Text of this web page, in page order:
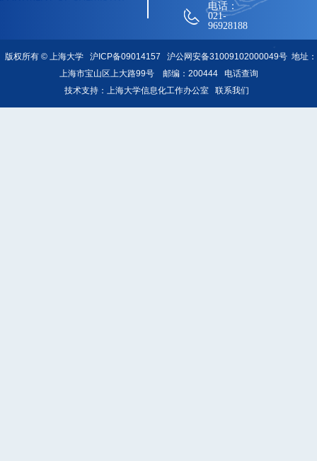
电话：
021-
96928188
版权所有 ©上海大学 沪ICP备09014157 沪公网安备31009102000049号地址：
上海市宝山区上大路99号 邮编：200444 电话查询
技术支持： 上海大学信息化工作办公室 联系我们